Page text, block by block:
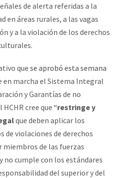
de alerta referidas a la
en áreas rurales, a las vagas
y a la violación de los derechos
que se aprobó esta semana
en marcha el Sistema Integral
y Garantías de no
cree que “restringe y
que deben aplicar los
de violaciones de derechos
de las fuerzas
no cumple con los estándares
del superior y del